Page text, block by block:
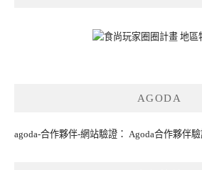
AGODA
agoda-合作夥伴-網站驗證： Agoda合作夥伴